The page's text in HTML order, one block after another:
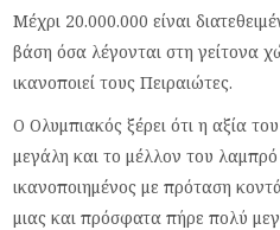
Μέχρι 20.000.000 είναι
βάση όσα λέγονται στη γείτονα
ικανοποιεί τους Πειραιώτες.
Ο Ολυμπιακός ξέρει ότι η αξία
μεγάλη και το μέλλον του λαμπρό
ικανοποιημένος με πρόταση
μιας και πρόσφατα πήρε πολύ